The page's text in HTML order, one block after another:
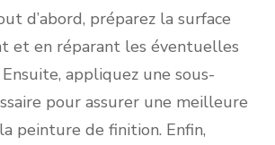
d’abord, préparez la surface
et en réparant les éventuelles
appliquez une sous-
pour assurer une meilleure
peinture de finition. Enfin,